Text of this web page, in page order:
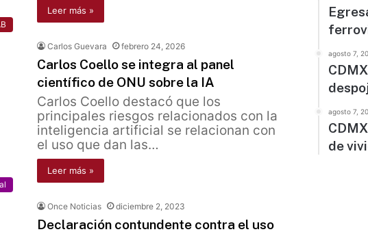
Leer más »
Carlos Guevara febrero 24, 2026
Carlos Coello se integra al panel
científico de ONU sobre la IA
Carlos Coello destacó que los
principales riesgos relacionados con la
inteligencia artificial se relacionan con
el uso que dan las…
Leer más »
Once Noticias diciembre 2, 2023
Declaración contundente contra el uso
agosto 7,
agosto 7,
de